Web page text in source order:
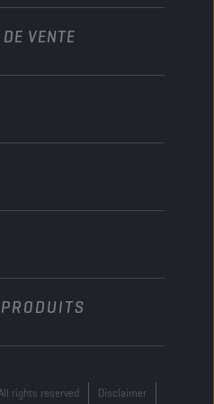
VENTE
2620 Hemiksem
rights reserved Disclaimer